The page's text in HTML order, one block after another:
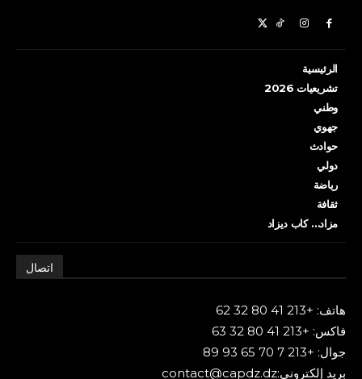
الرئيسية
تشريعيات 2026
وطني
جهوي
حوادث
دولي
رياضة
ثقافة
مزاد… كاب ديزاد
اتصال
هاتف: +213 41 80 32 62
فاكس: +213 41 80 32 63
جوال: +213 7 70 65 93 89
بريد إلكتروني:contact@capdz.dz